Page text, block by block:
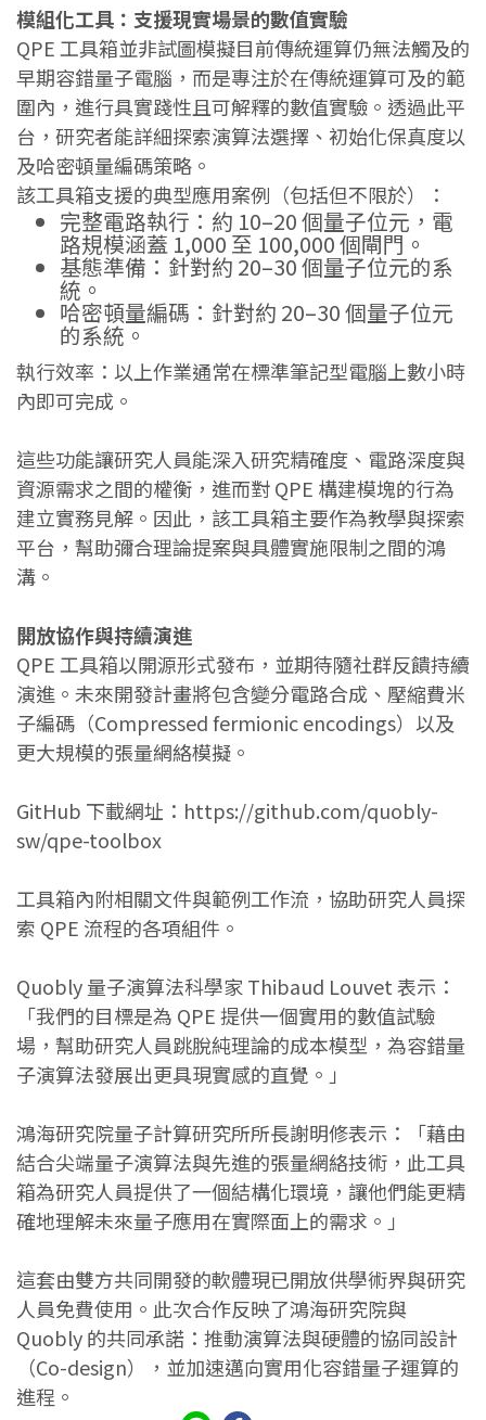
模組化工具：支援現實場景的數值實驗
QPE 工具箱並非試圖模擬目前傳統運算仍無法觸及的
早期容錯量子電腦，而是專注於在傳統運算可及的範
圍內，進行具實踐性且可解釋的數值實驗。透過此平
台，研究者能詳細探索演算法選擇、初始化保真度以
及哈密頓量編碼策略。
該工具箱支援的典型應用案例（包括但不限於）：
完整電路執行：約 10–20 個量子位元，電
路規模涵蓋 1,000 至 100,000 個閘門。
基態準備：針對約 20–30 個量子位元的系
統。
哈密頓量編碼：針對約 20–30 個量子位元
的系統。
執行效率：以上作業通常在標準筆記型電腦上數小時
內即可完成。
這些功能讓研究人員能深入研究精確度、電路深度與
資源需求之間的權衡，進而對 QPE 構建模塊的行為
建立實務見解。因此，該工具箱主要作為教學與探索
平台，幫助彌合理論提案與具體實施限制之間的鴻
溝。
開放協作與持續演進
QPE 工具箱以開源形式發布，並期待隨社群反饋持續
演進。未來開發計畫將包含變分電路合成、壓縮費米
子編碼（Compressed fermionic encodings）以及
更大規模的張量網絡模擬。
GitHub 下載網址：https://github.com/quobly-
sw/qpe-toolbox
工具箱內附相關文件與範例工作流，協助研究人員探
索 QPE 流程的各項組件。
Quobly 量子演算法科學家 Thibaud Louvet 表示：
「我們的目標是為 QPE 提供一個實用的數值試驗
場，幫助研究人員跳脫純理論的成本模型，為容錯量
子演算法發展出更具現實感的直覺。」
鴻海研究院量子計算研究所所長謝明修表示：「藉由
結合尖端量子演算法與先進的張量網絡技術，此工具
箱為研究人員提供了一個結構化環境，讓他們能更精
確地理解未來量子應用在實際面上的需求。」
這套由雙方共同開發的軟體現已開放供學術界與研究
人員免費使用。此次合作反映了鴻海研究院與
Quobly 的共同承諾：推動演算法與硬體的協同設計
（Co-design），並加速邁向實用化容錯量子運算的
進程。